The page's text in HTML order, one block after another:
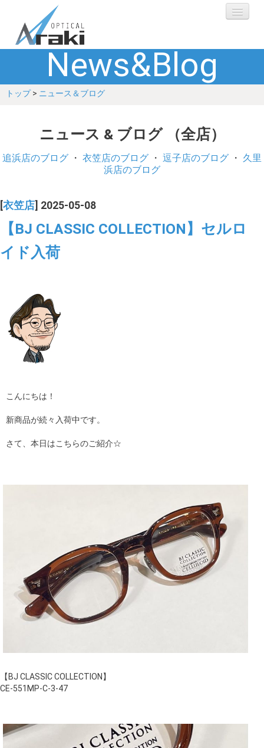
選ばれる理由
ブランド
補聴器
お客さまの声
コラム
ブログ
News&Blog
トップ> ニュース＆ブログ
ニュース & ブログ （全店）
追浜店のブログ ・ 衣笠店のブログ ・ 逗子店のブログ ・ 久里
浜店のブログ
衣笠店 ] 2025-05-08
【BJ CLASSIC COLLECTION】セルロ
イド入荷
こんにちは！
新商品が続々入荷中です。
さて、本日はこちらのご紹介☆
【BJ CLASSIC COLLECTION】
CE-551MP-C-3-47